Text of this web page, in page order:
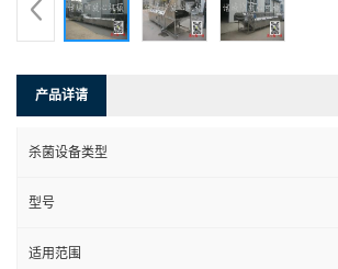
产品详请
杀菌设备类型
型号
适用范围